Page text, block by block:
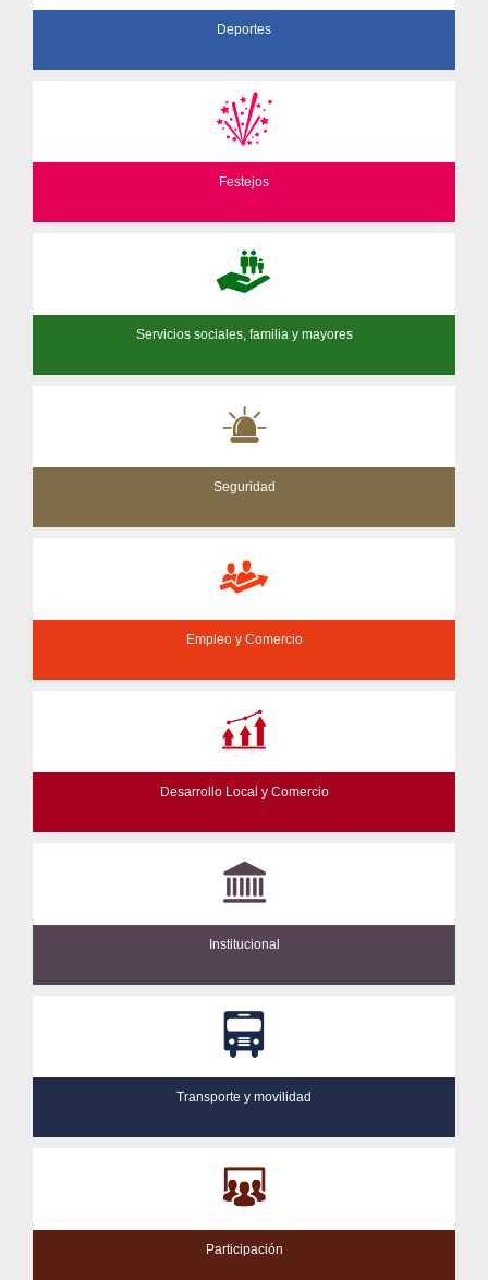
Deportes
Festejos
Servicios sociales, familia y mayores
Seguridad
Empleo y Comercio
Desarrollo Local y Comercio
Institucional
Transporte y movilidad
Participación